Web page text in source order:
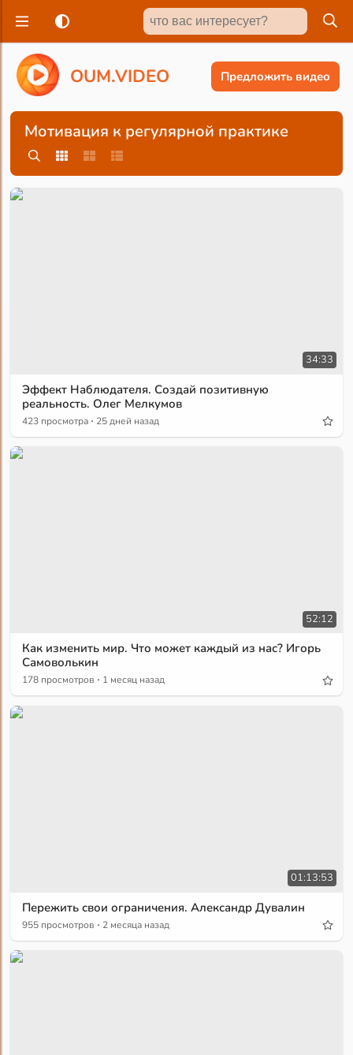
OUM.VIDEO Предложить видео
Мотивация к регулярной практике
34:33
Эффект Наблюдателя. Создай позитивную
реальность. Олег Мелкумов
423 просмотра · 25 дней назад
52:12
Как изменить мир. Что может каждый из нас? Игорь
Самоволькин
178 просмотров · 1 месяц назад
01:13:53
Пережить свои ограничения. Александр Дувалин
955 просмотров · 2 месяца назад